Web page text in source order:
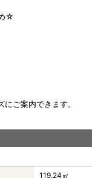
☆
ご案内できます。
119.24㎡